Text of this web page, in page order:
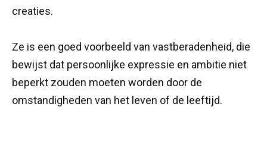
creaties.
Ze is een goed voorbeeld van vastberadenheid, die
bewijst dat persoonlijke expressie en ambitie niet
beperkt zouden moeten worden door de
omstandigheden van het leven of de leeftijd.